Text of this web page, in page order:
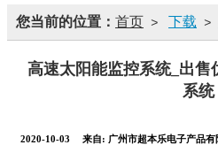
您当前的位置： 首页 > 下载 >
高速太阳能监控系统_出售
系统
2020-10-03 来自: 广州市超本乐电子产品有